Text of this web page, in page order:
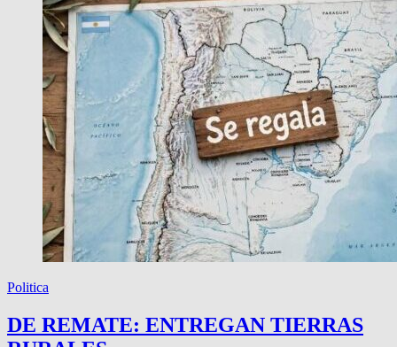
Politica
DE REMATE: ENTREGAN TIERRAS